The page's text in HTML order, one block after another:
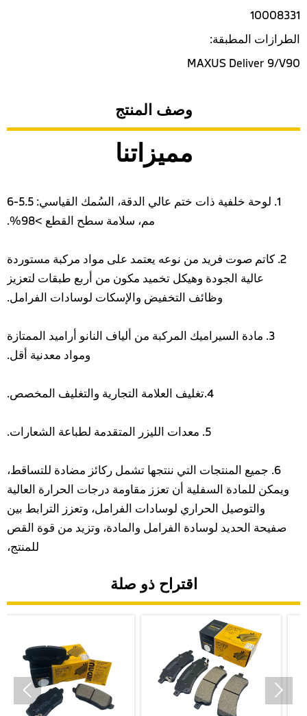
10008331
الطرازات المطبقة:
MAXUS Deliver 9/V90
وصف المنتج
مميزاتنا
1. لوحة خلفية ذات ختم عالي الدقة، السُمك القياسي: 5.5-6
مم، سلامة سطح القطع >98%.
2. كاتم صوت فريد من نوعه يعتمد على مواد مركبة مستوردة
عالية الجودة وهيكل تخميد مكون من أربع طبقات لتعزيز
وظائف التخفيض والإسكات لوسادات الفرامل.
3. مادة السيراميك المركبة من ألياف النانو أراميد الممتازة
ومواد معدنية أقل.
4.تغليف العلامة التجارية والتغليف المخصص.
5. معدات الليزر المتقدمة لطباعة الشعارات.
6. جميع المنتجات التي ننتجها تشمل ركائز مضادة للتساقط،
ويمكن للمادة السفلية أن تعزز مقاومة درجات الحرارة العالية
والتوصيل الحراري لوسادات الفرامل، وتعزز الترابط بين
صفيحة الحديد لوسادة الفرامل والمادة، وتزيد من قوة القص
للمنتج،
اقتراح ذو صلة
 